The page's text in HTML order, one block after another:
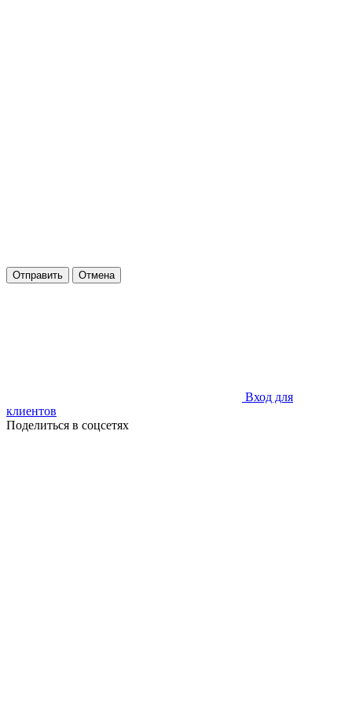
Отправить Отмена
Вход для
клиентов
Поделиться в соцсетях